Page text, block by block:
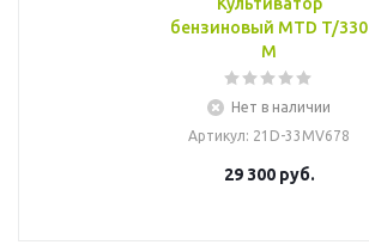
бензиновый MTD T/330
M
Нет в наличии
Артикул: 21D-33MV678
29 300руб.